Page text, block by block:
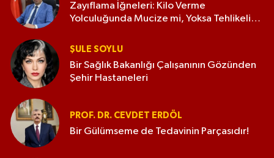
Zayıflama İğneleri: Kilo Verme
Yolculuğunda Mucize mi, Yoksa Tehlikeli
ŞULE SOYLU
Bir Sağlık Bakanlığı Çalışanının Gözünden
Şehir Hastaneleri
PROF. DR. CEVDET ERDÖL
Bir Gülümseme de Tedavinin Parçasıdır!